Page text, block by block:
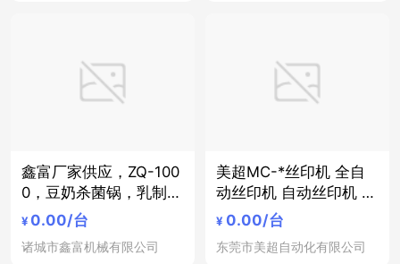
鑫富厂家供应，ZQ-100
0，豆奶杀菌锅，乳制品
蒸汽式杀菌锅，核桃露
蒸汽式杀菌锅，杏仁露
蒸汽式杀菌锅，玻璃瓶
¥ 0.00/台
诸城市鑫富机械有限公司
美超MC-*丝印机 全自
动丝印机 自动丝印机 丝
网印刷机 玻璃瓶塑料瓶
丝印机 半自动丝印机 电
子丝印机 厂家定制丝印
¥ 0.00/台
东莞市美超自动化有限公司